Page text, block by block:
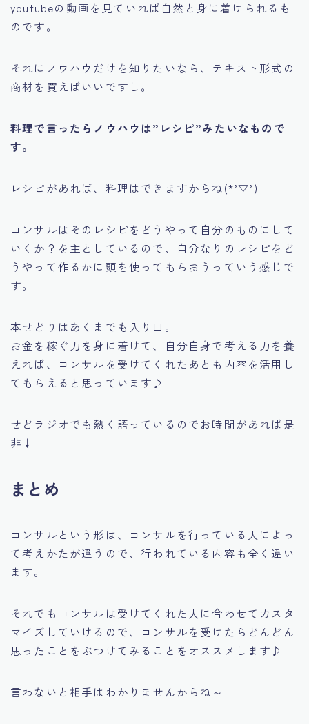
youtubeの動画を見ていれば自然と身に着けられるも
のです。
それにノウハウだけを知りたいなら、テキスト形式の
商材を買えばいいですし。
料理で言ったらノウハウは”レシピ”みたいなもので
す。
レシピがあれば、料理はできますからね(*’▽’)
コンサルはそのレシピをどうやって自分のものにして
いくか？を主としているので、
自分なりのレシピをど
うやって作るかに頭を使ってもらおう っていう感じで
す。
本せどりはあくまでも入り口。
お金を稼ぐ力を身に着けて、自分自身で考える力を養
えれば、コンサルを受けてくれたあとも内容を活用し
てもらえると思っています♪
せどラジオでも熱く語っているのでお時間があれば是
非↓
まとめ
コンサルという形は、コンサルを行っている人によっ
て考えかたが違うので、行われている内容も全く違い
ます。
それでもコンサルは受けてくれた人に合わせてカスタ
マイズしていけるので、コンサルを受けたらどんどん
思ったことをぶつけてみることをオススメします♪
言わないと相手はわかりませんからね～